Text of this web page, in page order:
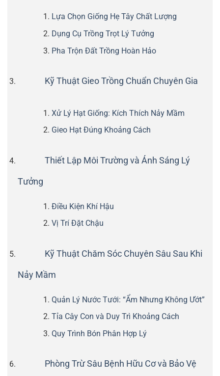
Lựa Chọn Giống Hẹ Tây Chất Lượng
Dụng Cụ Trồng Trọt Lý Tưởng
Pha Trộn Đất Trồng Hoàn Hảo
Kỹ Thuật Gieo Trồng Chuẩn Chuyên Gia
Xử Lý Hạt Giống: Kích Thích Nảy Mầm
Gieo Hạt Đúng Khoảng Cách
Thiết Lập Môi Trường và Ánh Sáng Lý
Tưởng
Điều Kiện Khí Hậu
Vị Trí Đặt Chậu
Kỹ Thuật Chăm Sóc Chuyên Sâu Sau Khi
Nảy Mầm
Quản Lý Nước Tưới: “Ẩm Nhưng Không Ướt”
Tỉa Cây Con và Duy Trì Khoảng Cách
Quy Trình Bón Phân Hợp Lý
Phòng Trừ Sâu Bệnh Hữu Cơ và Bảo Vệ